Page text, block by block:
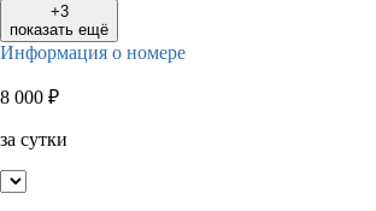
+3
показать ещё
Информация о номере
8 000 ₽
за сутки